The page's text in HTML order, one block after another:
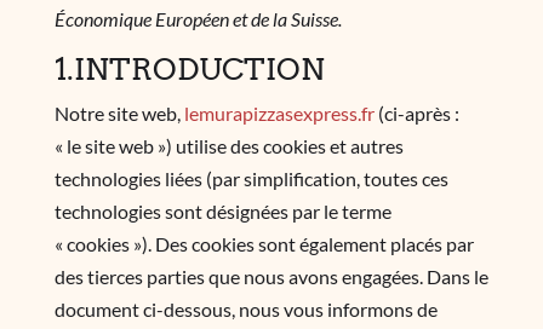
Économique Européen et de la Suisse.
1.INTRODUCTION
Notre site web, lemurapizzasexpress.fr (ci-après :
« le site web ») utilise des cookies et autres
technologies liées (par simplification, toutes ces
technologies sont désignées par le terme
« cookies »). Des cookies sont également placés par
des tierces parties que nous avons engagées. Dans le
document ci-dessous, nous vous informons de